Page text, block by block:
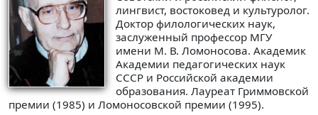
лингвист, востоковед и культуролог.
Доктор филологических наук,
заслуженный профессор МГУ
имени М. В. Ломоносова. Академик
Академии педагогических наук
СССР и Российской академии
образования. Лауреат Гриммовской
премии (1985) и Ломоносовской премии (1995).